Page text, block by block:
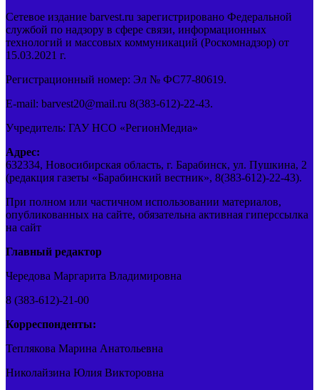
Сетевое издание barvest.ru зарегистрировано Федеральной
службой по надзору в сфере связи, информационных
технологий и массовых коммуникаций (Роскомнадзор) от
15.03.2021 г.
Регистрационный номер: Эл № ФС77-80619.
E-mail: barvest20@mail.ru 8(383-612)-22-43.
Учредитель: ГАУ НСО «РегионМедиа»
Адрес:
632334, Новосибирская область, г. Барабинск, ул. Пушкина, 2
(редакция газеты «Барабинский вестник», 8(383-612)-22-43).
При полном или частичном использовании материалов,
опубликованных на сайте, обязательна активная гиперссылка
на сайт
Главный редактор
Чередова Маргарита Владимировна
8 (383-612)-21-00
Корреспонденты:
Теплякова Марина Анатольевна
Николайзина Юлия Викторовна